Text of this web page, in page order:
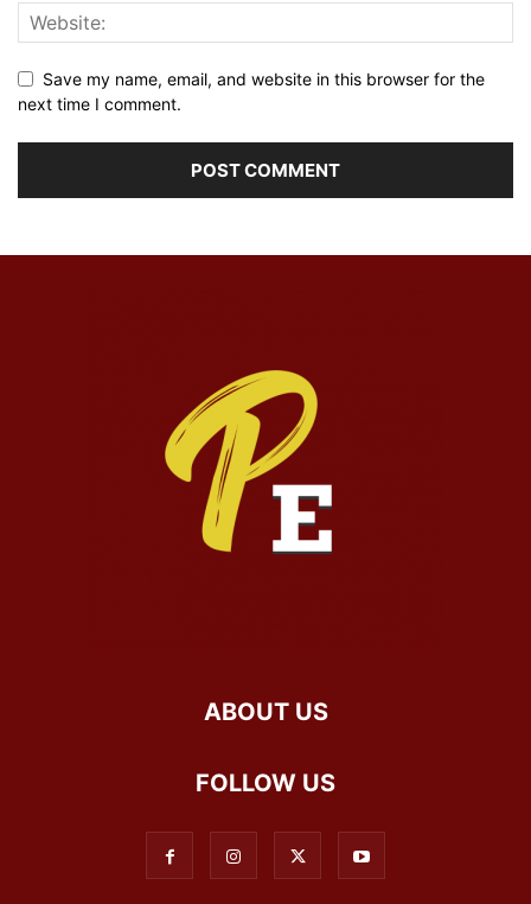
Save my name, email, and website in this browser for the
next time I comment.
ABOUT US
FOLLOW US